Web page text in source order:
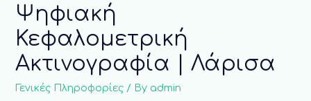
Ψηφιακή
Κεφαλομετρική
Ακτινογραφία | Λάρισα
Γενικές Πληροφορίες / By admin